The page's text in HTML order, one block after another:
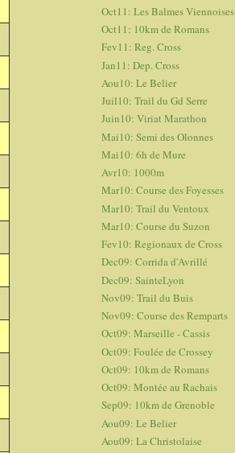
Oct11: Les Balmes Viennoises
Oct11: 10km de Romans
Fev11: Reg. Cross
Jan11: Dep. Cross
Aou10: Le Belier
Juil10: Trail du Gd Serre
Juin10: Viriat Marathon
Mai10: Semi des Olonnes
Mai10: 6h de Mure
Avr10: 1000m
Mar10: Course des Foyesses
Mar10: Trail du Ventoux
Mar10: Course du Suzon
Fev10: Regionaux de Cross
Dec09: Corrida d'Avrillé
Dec09: SainteLyon
Nov09: Trail du Buis
Nov09: Course des Remparts
Oct09: Marseille - Cassis
Oct09: Foulée de Crossey
Oct09: 10km de Romans
Oct09: Montée au Rachais
Sep09: 10km de Grenoble
Aou09: Le Belier
Aou09: La Christolaise